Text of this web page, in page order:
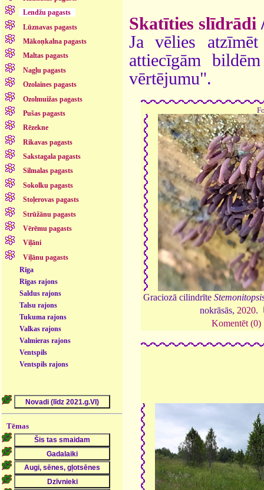
Lendžu pagasts
Lūznavas pagasts
Mākoņkalna pagasts
Maltas pagasts
Nagļu pagasts
Ozolaines pagasts
Ozolmuižas pagasts
Pušas pagasts
Rēzekne
Rikavas pagasts
Sakstagala pagasts
Silmalas pagasts
Sokolku pagasts
Stoļerovas pagasts
Strūžānu pagasts
Vērēmu pagasts
Viļāni
Viļānu pagasts
Rīga
Rīgas rajons
Saldus rajons
Talsu rajons
Tukuma rajons
Valkas rajons
Valmieras rajons
Ventspils
Ventspils rajons
Tēmas
Skatīties slīdrādi
Ja vēlies
attiecīgām
vērtējumu".
Graciozā cilindrīte
nokrāsās, 2020.
Komentēt (0)